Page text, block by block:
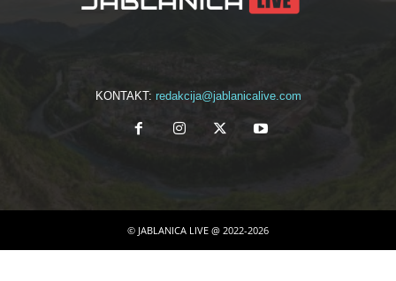
KONTAKT: redakcija@jablanicalive.com
© JABLANICA LIVE @ 2022-2026